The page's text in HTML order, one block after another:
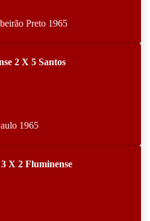
Preto 1965
2 X 5 Santos
1965
X 2 Fluminense